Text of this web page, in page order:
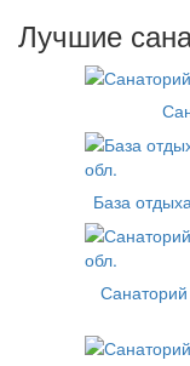
Лучшие
База